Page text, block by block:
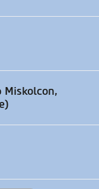
Miskolcon,